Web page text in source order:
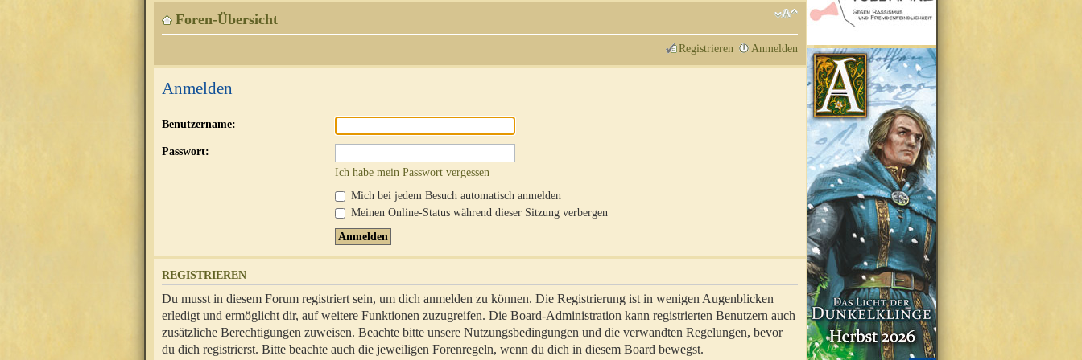
Foren-Übersicht
Registrieren Anmelden
Anmelden
Benutzername:
Passwort:
Ich habe mein Passwort vergessen
Mich bei jedem Besuch automatisch anmelden
Meinen Online-Status während dieser Sitzung verbergen
REGISTRIEREN
Du musst in diesem Forum registriert sein, um dich anmelden zu können. Die Registrierung ist in wenigen Augenblicken
erledigt und ermöglicht dir, auf weitere Funktionen zuzugreifen. Die Board-Administration kann registrierten Benutzern auch
zusätzliche Berechtigungen zuweisen. Beachte bitte unsere Nutzungsbedingungen und die verwandten Regelungen, bevor
du dich registrierst. Bitte beachte auch die jeweiligen Forenregeln, wenn du dich in diesem Board bewegst.